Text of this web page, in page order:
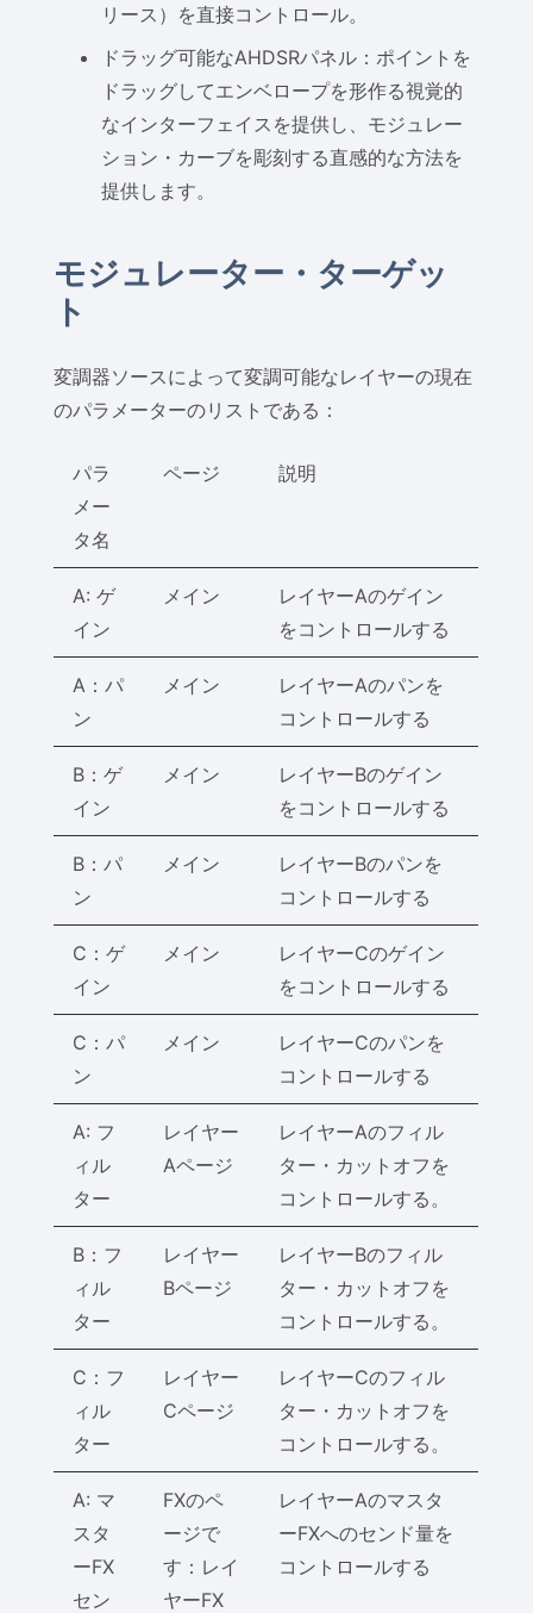
リース）を直接コントロール。
ドラッグ可能なAHDSRパネル：ポイントを
ドラッグしてエンベロープを形作る視覚的
なインターフェイスを提供し、モジュレー
ション・カーブを彫刻する直感的な方法を
提供します。
モジュレーター・ターゲッ
ト
変調器ソースによって変調可能なレイヤーの現在
のパラメーターのリストである：
パラ
メー
タ名
ページ 説明
A: ゲ
イン
メイン
レイヤーAのゲイン
をコントロールする
A：パ
ン
メイン
レイヤーAのパンを
コントロールする
B：ゲ
イン
メイン
レイヤーBのゲイン
をコントロールする
B：パ
ン
メイン
レイヤーBのパンを
コントロールする
C：ゲ
イン
メイン
レイヤーCのゲイン
をコントロールする
C：パ
ン
メイン
レイヤーCのパンを
コントロールする
A: フ
ィル
ター
レイヤー
Aページ
レイヤーAのフィル
ター・カットオフを
コントロールする。
B：フ
ィル
ター
レイヤー
Bページ
レイヤーBのフィル
ター・カットオフを
コントロールする。
C：フ
ィル
ター
レイヤー
Cページ
レイヤーCのフィル
ター・カットオフを
コントロールする。
A: マ
スタ
ーFX
セン
FXのペ
ージで
す：レイ
ヤーFX
レイヤーAのマスタ
ーFXへのセンド量を
コントロールする